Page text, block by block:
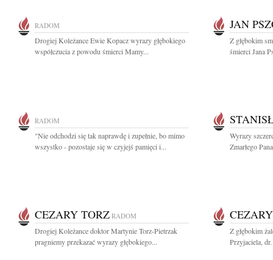
RADOM
Drogiej Koleżance Ewie Kopacz wyrazy głębokiego
współczucia z powodu śmierci Mamy...
JAN
Z głębokim
śmierci Jana
RADOM
"Nie odchodzi się tak naprawdę i zupełnie, bo mimo
wszystko - pozostaje się w czyjejś pamięci i...
Wyrazy
Zmarłego
CEZARY TORZ RADOM
Drogiej Koleżance doktor Martynie Torz-Pietrzak
pragniemy przekazać wyrazy głębokiego...
Z głębokim
Przyjaciela,